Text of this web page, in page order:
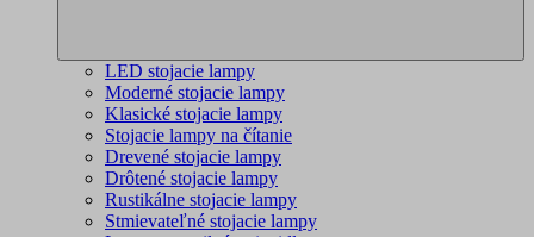
LED stojacie lampy
Moderné stojacie lampy
Klasické stojacie lampy
Stojacie lampy na čítanie
Drevené stojacie lampy
Drôtené stojacie lampy
Rustikálne stojacie lampy
Stmievateľné stojacie lampy